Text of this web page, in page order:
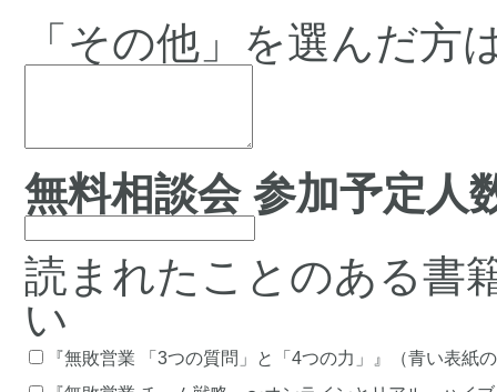
「その他」を選んだ方
無料相談会 参加予定人
読まれたことのある書
い
『無敗営業 「3つの質問」と「4つの力」』（青い表紙